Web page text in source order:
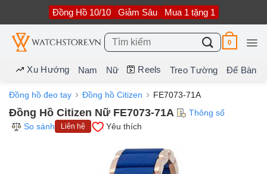
nội
dung
Đồng Hồ 10/10 Giảm Sâu Mua 1 tặng 1
Tìm
kiếm:
0
Xu Hướng Nam Nữ Reels Treo Tường Để Bàn
Đồng hồ đeo tay Đồng hồ Citizen FE7073-71A
Đồng Hồ Citizen Nữ FE7073-71A
Thông số
So sánh
Liên hệ Yêu thích